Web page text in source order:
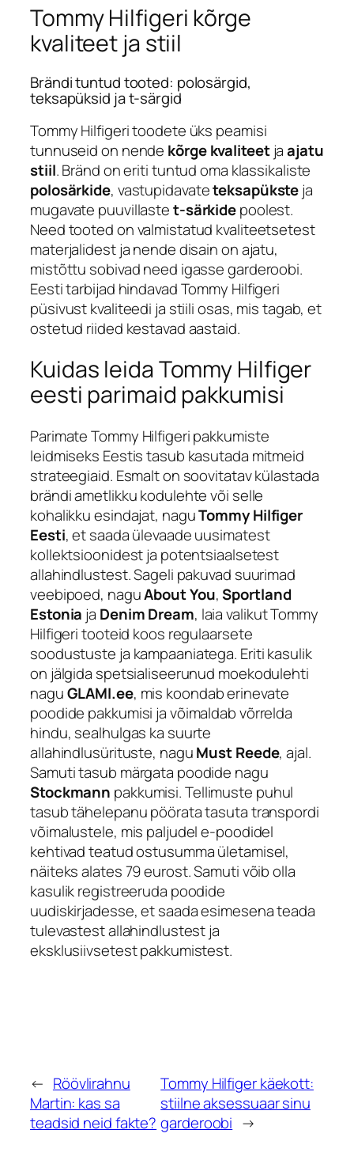
Tommy Hilfigeri kõrge
kvaliteet ja stiil
Brändi tuntud tooted: polosärgid,
teksapüksid ja t-särgid
Tommy Hilfigeri toodete üks peamisi
tunnuseid on nende kõrge kvaliteetjaajatu
stiil. Bränd on eriti tuntud oma klassikaliste
polosärkide, vastupidavateteksapüksteja
mugavate puuvillastet-särkidepoolest.
Need tooted on valmistatud kvaliteetsetest
materjalidest ja nende disain on ajatu,
mistõttu sobivad need igasse garderoobi.
Eesti tarbijad hindavad Tommy Hilfigeri
püsivust kvaliteedi ja stiili osas, mis tagab, et
ostetud riided kestavad aastaid.
Kuidas leida Tommy Hilfiger
eesti parimaid pakkumisi
Parimate Tommy Hilfigeri pakkumiste
leidmiseks Eestis tasub kasutada mitmeid
strateegiaid. Esmalt on soovitatav külastada
brändi ametlikku kodulehte või selle
kohalikku esindajat, naguTommy Hilfiger
Eesti, et saada ülevaade uusimatest
kollektsioonidest ja potentsiaalsetest
allahindlustest. Sageli pakuvad suurimad
veebipoed, naguAbout You,Sportland
Estonia ja Denim Dream, laia valikut Tommy
Hilfigeri tooteid koos regulaarsete
soodustuste ja kampaaniatega. Eriti kasulik
on jälgida spetsialiseerunud moekodulehti
naguGLAMI.ee, mis koondab erinevate
poodide pakkumisi ja võimaldab võrrelda
hindu, sealhulgas ka suurte
allahindlusürituste, naguMust Reede, ajal.
Samuti tasub märgata poodide nagu
Stockmann pakkumisi. Tellimuste puhul
tasub tähelepanu pöörata tasuta transpordi
võimalustele, mis paljudel e-poodidel
kehtivad teatud ostusumma ületamisel,
näiteks alates 79 eurost. Samuti võib olla
kasulik registreeruda poodide
uudiskirjadesse, et saada esimesena teada
tulevastest allahindlustest ja
eksklusiivsetest pakkumistest.
← Röövlirahnu
Martin: kas sa
teadsid neid fakte?
Tommy Hilfiger käekott:
stiilne aksessuaar sinu
garderoobi →